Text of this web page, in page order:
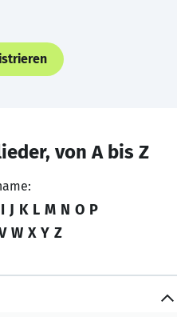
von A bis Z
I J K L M N O P
W X Y Z